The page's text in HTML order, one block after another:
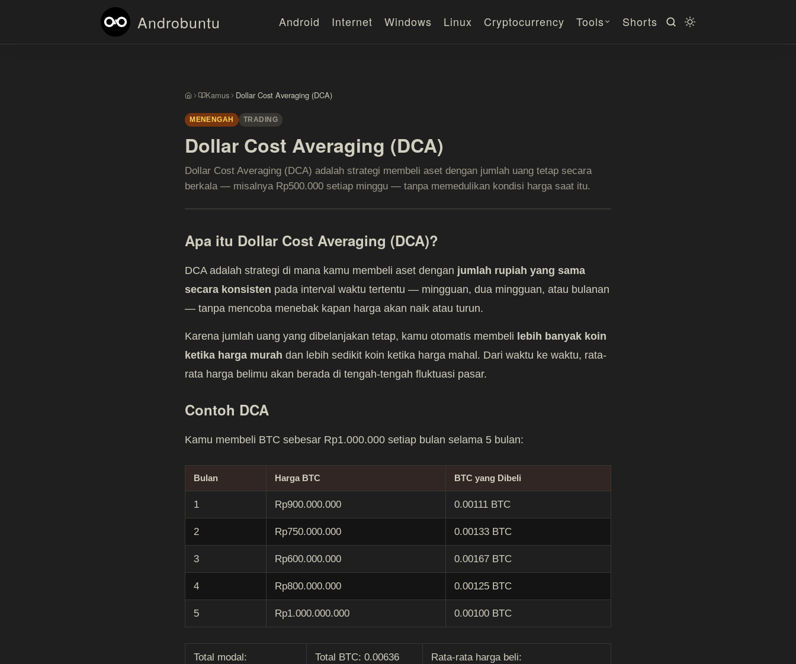
Androbuntu Android Internet Windows Linux Cryptocurrency Tools Shorts
BerandaKamus Dollar Cost Averaging (DCA)
MENENGAH TRADING
Dollar Cost Averaging (DCA)
Dollar Cost Averaging (DCA) adalah strategi membeli aset dengan jumlah uang tetap secara
berkala — misalnya Rp500.000 setiap minggu — tanpa memedulikan kondisi harga saat itu.
Apa itu Dollar Cost Averaging (DCA)?
DCA adalah strategi di mana kamu membeli aset dengan jumlah rupiah yang sama
secara konsisten pada interval waktu tertentu — mingguan, dua mingguan, atau bulanan
— tanpa mencoba menebak kapan harga akan naik atau turun.
Karena jumlah uang yang dibelanjakan tetap, kamu otomatis membeli lebih banyak koin
ketika harga murah dan lebih sedikit koin ketika harga mahal. Dari waktu ke waktu, rata-
rata harga belimu akan berada di tengah-tengah fluktuasi pasar.
Contoh DCA
Kamu membeli BTC sebesar Rp1.000.000 setiap bulan selama 5 bulan:
Bulan Harga BTC BTC yang Dibeli
1 Rp900.000.000 0.00111 BTC
2 Rp750.000.000 0.00133 BTC
3 Rp600.000.000 0.00167 BTC
4 Rp800.000.000 0.00125 BTC
5 Rp1.000.000.000 0.00100 BTC
Total modal:
Total BTC: 0.00636
Rata-rata harga beli: